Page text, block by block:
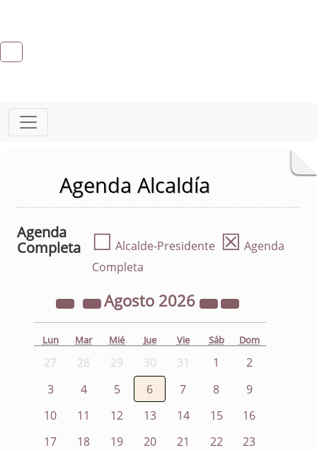
Agenda Alcaldía
Agenda
Completa
☐ Alcalde-Presidente ☒ Agenda
Completa
Agosto 2026
Lun Mar Mié Jue Vie Sáb Dom
27 28 29 30 31 1
2
3
4 5 6 7 8
9
10
11 12 13 14 15
16
17
18 19 20 21 22
23